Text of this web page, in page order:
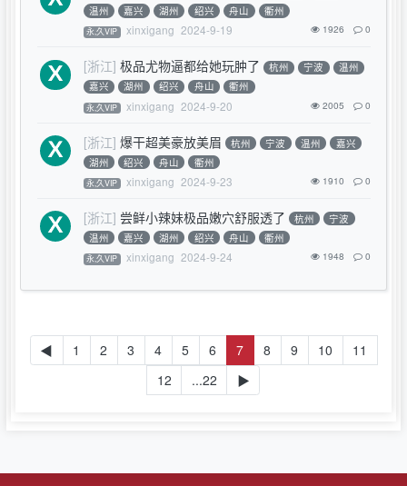
温州
嘉兴 湖州 绍兴 舟山 衢州
永,久VIP xinxigang 2024-9-19 1926 0
[浙江] 极品尤物逼都给她玩肿了 杭州 宁波
温州
嘉兴
湖州 绍兴 舟山 衢州
永,久VIP xinxigang 2024-9-20 2005 0
[浙江] 爆干超美豪放美眉 杭州 宁波 温州
嘉兴
湖州
绍兴 舟山 衢州
永,久VIP xinxigang 2024-9-23 1910 0
[浙江] 尝鲜小辣妹极品嫩穴舒服透了 杭州
宁波
温州
嘉兴 湖州 绍兴 舟山 衢州
永,久VIP xinxigang 2024-9-24 1948 0
◀ 1 2 3 4 5 6 7 8 9 10
11
12
...22 ▶